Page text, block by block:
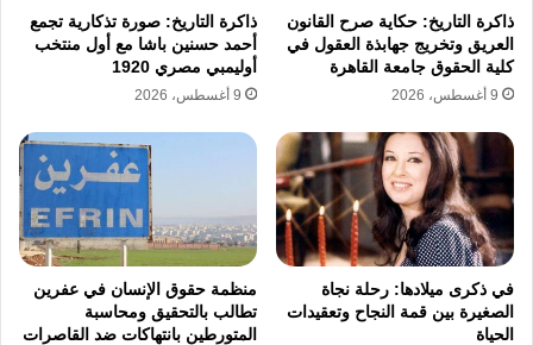
المتحدة قرار سياسي بحت وغير مستند إلى حقائق
ميدانية على حد زعمها، حيث ادعى داني دانون أن
الاتهامات الموجهة ضدها. كما وجه داني دانون
اتهامات صريحة للأمم المتحدة بتجاهل الدعوات
الإسرائيلية لزيارة الميدان والتحقق من الوقائع،
معتبرا أن المنظمة الدولية تغير رواياتها بما يخدم
سرديتها السياسية الخاصة.
ذاكرة التاريخ: حكاية صرح القانون
العريق وتخريج جهابذة العقول في
كلية الحقوق جامعة القاهرة
9 أغسطس، 2026
ذاكرة التاريخ: صورة تذكارية تجمع
أحمد حسنين باشا مع أول منتخب
أوليمبي مصري 1920
9 أغسطس، 2026
في ذكرى ميلادها: رحلة نجاة
الصغيرة بين قمة النجاح وتعقيدات
الحياة
منظمة حقوق الإنسان في عفرين
تطالب بالتحقيق ومحاسبة
المتورطين بانتهاكات ضد القاصرات